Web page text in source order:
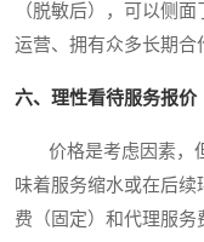
（脱敏后），可以侧
运营、拥有众多长期合
六、理性看待服务报价
价格是考虑因素，但
味着服务缩水或在后
费（固定）和代理服